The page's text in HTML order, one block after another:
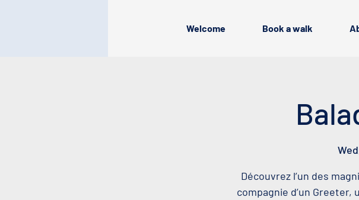
Welcome Book a walk
Découvrez l’un des
compagnie d’un